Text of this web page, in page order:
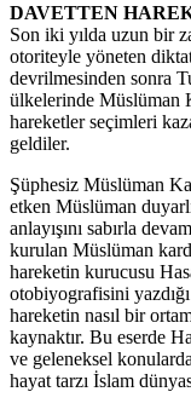
DAVETTEN
Son iki yılda uzun bir
otoriteyle yöneten
devrilmesinden sonra
ülkelerinde Müslüman
hareketler seçimleri
geldiler.
Şüphesiz Müslüman
etken Müslüman
anlayışını sabırla
kurulan Müslüman
hareketin kurucusu
otobiyografisini
hareketin nasıl bir
kaynaktır. Bu eserde
ve geleneksel
hayat tarzı İslam